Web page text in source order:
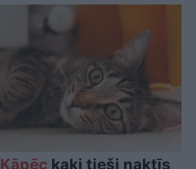
Kāpēc kaķi tieši naktīs